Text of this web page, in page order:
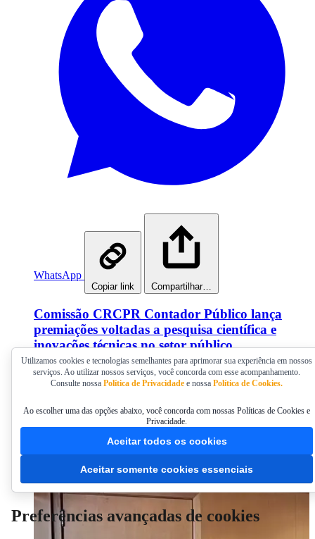
WhatsApp
Copiar link Compartilhar…
Comissão CRCPR Contador Público lança
premiações voltadas a pesquisa científica e
inovações técnicas no setor público
As inscrições para submissão de material em ambas as
categorias poderá ser realizada até 31/8
Publicado em 27/07/2026 15:00
Utilizamos cookies e tecnologias semelhantes para aprimorar sua experiência em nossos
serviços. Ao utilizar nossos serviços, você concorda com esse acompanhamento.
Consulte nossa Política de Privacidade e nossa Política de Cookies.
Ao escolher uma das opções abaixo, você concorda com nossas Políticas de Cookies e
Privacidade.
Aceitar todos os cookies
Aceitar somente cookies essenciais
Preferências avançadas de cookies